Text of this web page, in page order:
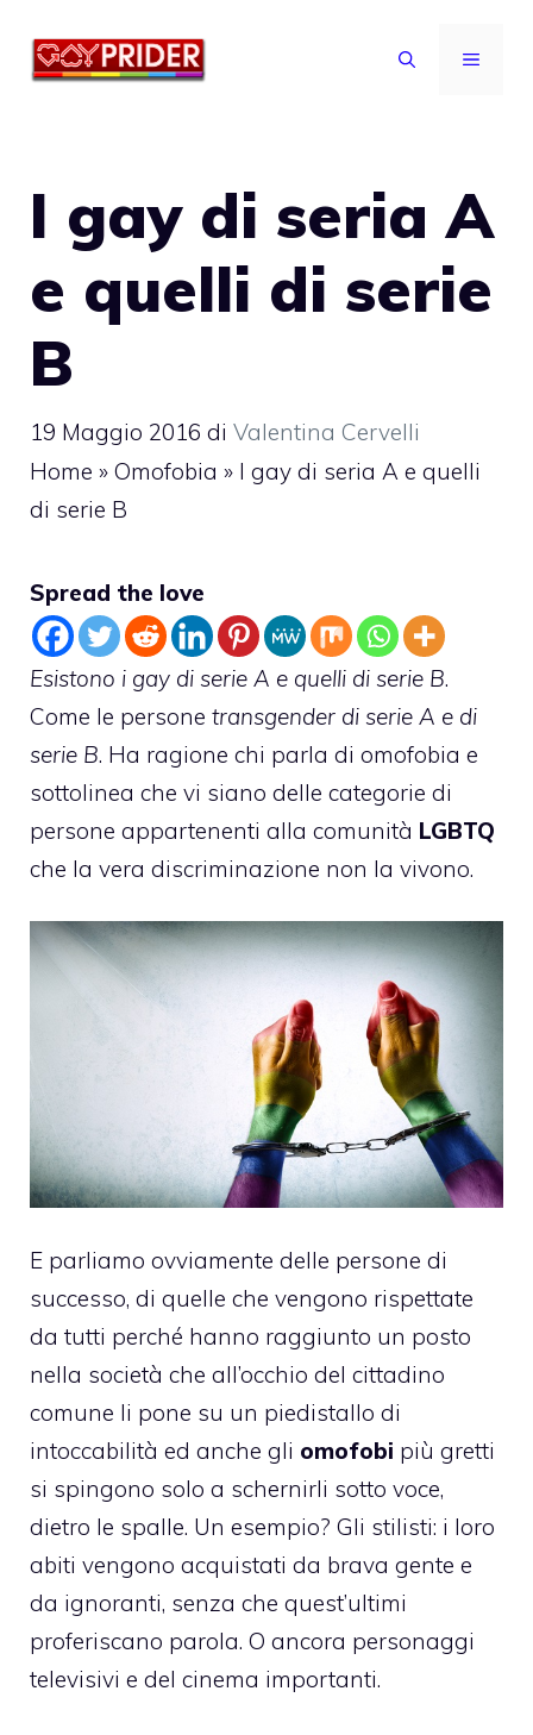
MENU
I gay di seria A
e quelli di serie
B
19 Maggio 2016 di Valentina Cervelli
Home » Omofobia » I gay di seria A e quelli
di serie B
Spread the love
Esistono i gay di serie A e quelli di serie B.
Come le persone transgender di serie A e di
serie B. Ha ragione chi parla di omofobia e
sottolinea che vi siano delle categorie di
persone appartenenti alla comunità LGBTQ
che la vera discriminazione non la vivono.
E parliamo ovviamente delle persone di
successo, di quelle che vengono rispettate
da tutti perché hanno raggiunto un posto
nella società che all’occhio del cittadino
comune li pone su un piedistallo di
intoccabilità ed anche gli omofobi più gretti
si spingono solo a schernirli sotto voce,
dietro le spalle. Un esempio? Gli stilisti: i loro
abiti vengono acquistati da brava gente e
da ignoranti, senza che quest’ultimi
proferiscano parola. O ancora personaggi
televisivi e del cinema importanti.